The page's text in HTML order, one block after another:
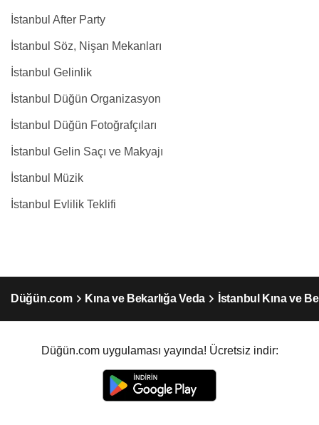
İstanbul After Party
İstanbul Söz, Nişan Mekanları
İstanbul Gelinlik
İstanbul Düğün Organizasyon
İstanbul Düğün Fotoğrafçıları
İstanbul Gelin Saçı ve Makyajı
İstanbul Müzik
İstanbul Evlilik Teklifi
Düğün.com Kına ve Bekarlığa Veda İstanbul Kına ve
Düğün.com uygulaması yayında! Ücretsiz indir: